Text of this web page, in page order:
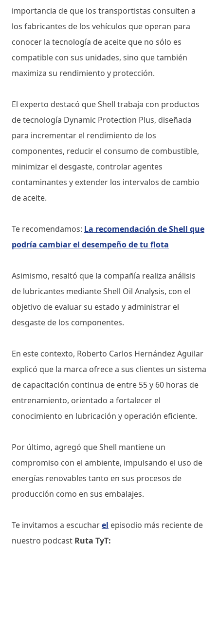
importancia de que los transportistas consulten a
los fabricantes de los vehículos que operan para
conocer la tecnología de aceite que no sólo es
compatible con sus unidades, sino que también
maximiza su rendimiento y protección.
El experto destacó que Shell trabaja con productos
de tecnología Dynamic Protection Plus, diseñada
para incrementar el rendimiento de los
componentes, reducir el consumo de combustible,
minimizar el desgaste, controlar agentes
contaminantes y extender los intervalos de cambio
de aceite.
Te recomendamos: La recomendación de Shell que
podría cambiar el desempeño de tu flota
Asimismo, resaltó que la compañía realiza análisis
de lubricantes mediante Shell Oil Analysis, con el
objetivo de evaluar su estado y administrar el
desgaste de los componentes.
En este contexto, Roberto Carlos Hernández Aguilar
explicó que la marca ofrece a sus clientes un sistema
de capacitación continua de entre 55 y 60 horas de
entrenamiento, orientado a fortalecer el
conocimiento en lubricación y operación eficiente.
Por último, agregó que Shell mantiene un
compromiso con el ambiente, impulsando el uso de
energías renovables tanto en sus procesos de
producción como en sus embalajes.
Te invitamos a escucharel episodio más reciente de
nuestro podcast Ruta TyT: